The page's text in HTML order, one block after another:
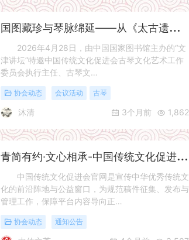
国
图藏珍与琴脉绵延——从《太古遗音》《四库全书・琴史》到铁琴铜剑楼金声琴的整理研究
2026年4月28日，由中国国家图书馆主办的“文
津讲坛”特邀中国传统文化促进会古琴文化艺术工作
委员会执行主任、古琴文…
协会动态 会议活动 古琴
沐清 3个月前 1,862
青
简有约·文心相承-中国传统文化促进会官网投稿须知
中国传统文化促进会官网是宣传中华优秀传统文
化的前沿阵地与公益窗口，为规范稿件征集、发布与
管理工作，保障平台内容导向正…
协会动态 通知公告